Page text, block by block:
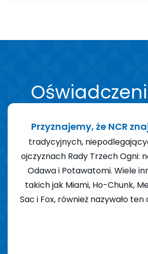
Przyznajemy, że NCR
tradycyjnych,
ojczyznach Rady Trzech Ogni:
Odawa i Potawatomi. Wiele
takich jak Miami, Ho-Chunk,
Sac i Fox, również nazywało